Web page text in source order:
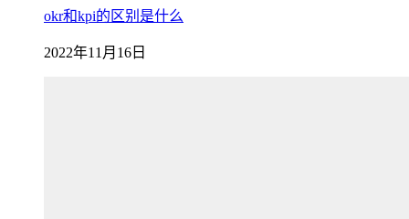
okr和kpi的区别是什么
2022年11月16日